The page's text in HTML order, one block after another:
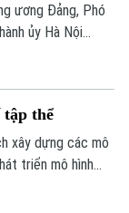
ương Đảng, Phó
ủy Hà Nội
soát, đánh giá
mặt bằng
trình trọng
tập thể
xây dựng các mô
triển mô hình